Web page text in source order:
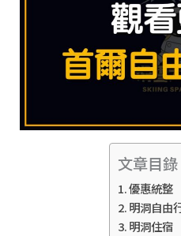
文章目錄
優惠統整
明洞自由
明洞住宿